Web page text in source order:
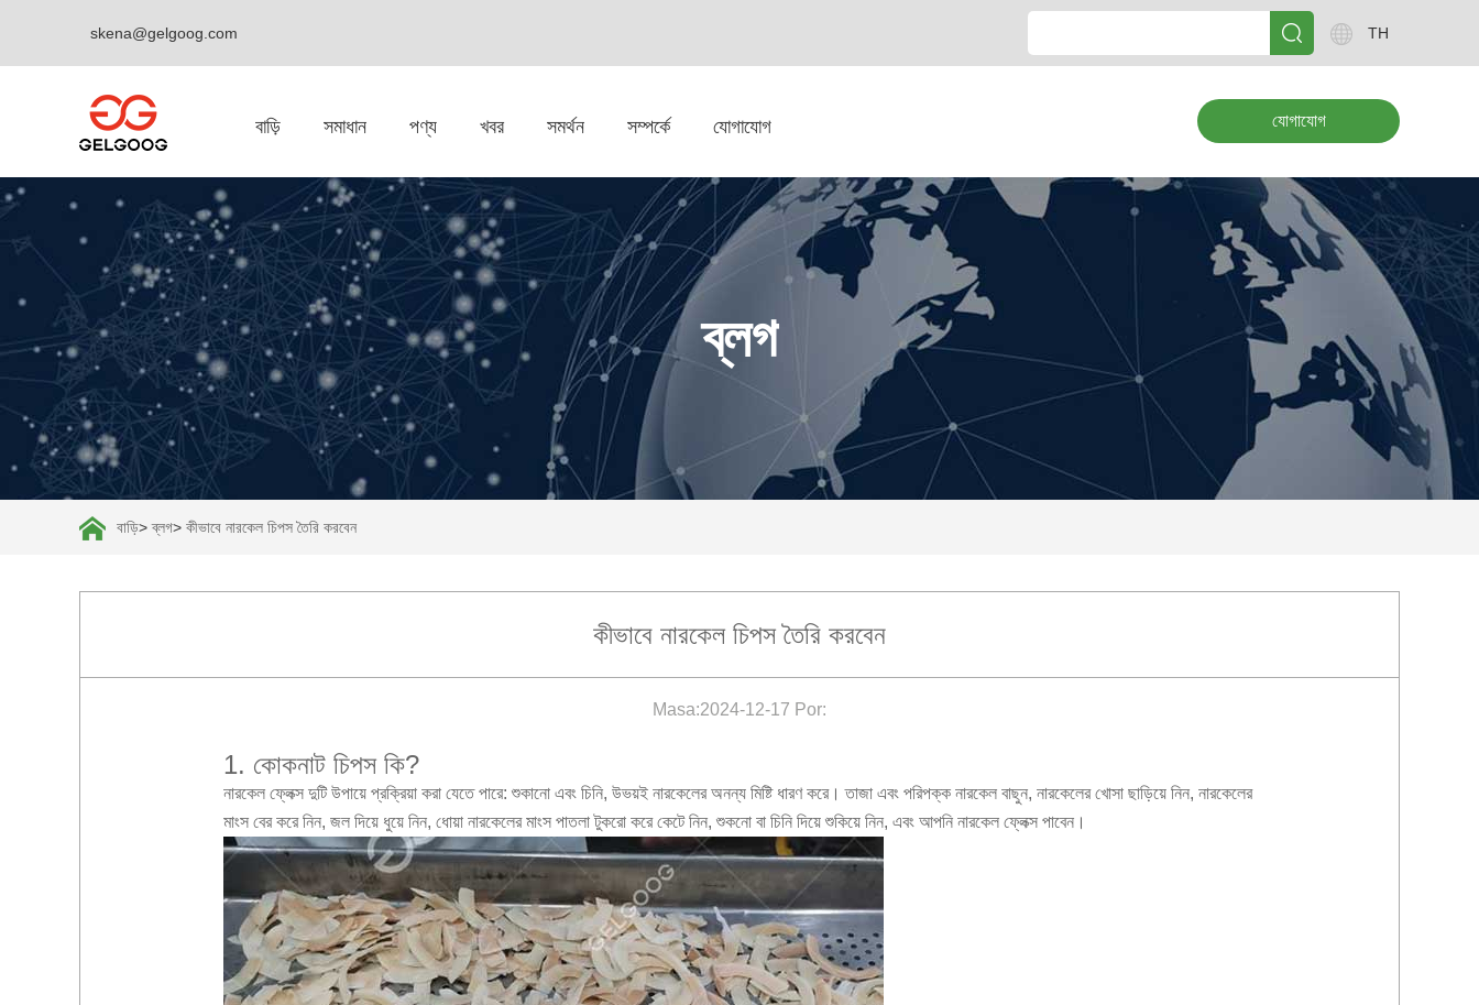
skena@gelgoog.com TH
বাড়ি সমাধান পণ্য খবর সমর্থন সম্পর্কে যোগাযোগ যোগাযোগ
ব্লগ
বাড়ি> ব্লগ> কীভাবে নারকেল চিপস তৈরি করবেন
কীভাবে নারকেল চিপস তৈরি করবেন
Masa:2024-12-17 Por:
1. কোকনাট চিপস কি?
নারকেল ফ্লেক্স দুটি উপায়ে প্রক্রিয়া করা যেতে পারে: শুকানো এবং চিনি, উভয়ই নারকেলের অনন্য মিষ্টি ধারণ করে। তাজা এবং পরিপক্ক নারকেল বাছুন, নারকেলের খোসা ছাড়িয়ে নিন, নারকেলের
মাংস বের করে নিন, জল দিয়ে ধুয়ে নিন, ধোয়া নারকেলের মাংস পাতলা টুকরো করে কেটে নিন, শুকনো বা চিনি দিয়ে শুকিয়ে নিন, এবং আপনি নারকেল ফ্লেক্স পাবেন।